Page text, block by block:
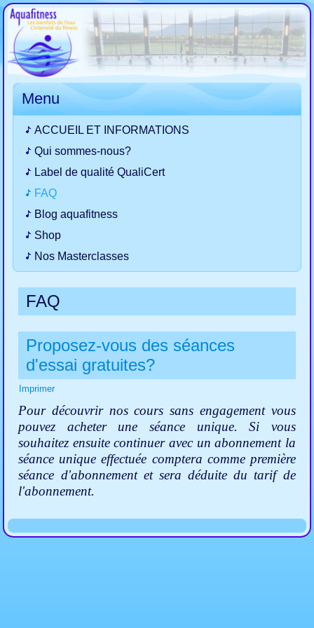
Menu
ACCUEIL ET INFORMATIONS
Qui sommes-nous?
Label de qualité QualiCert
FAQ
Blog aquafitness
Shop
Nos Masterclasses
FAQ
Proposez-vous des séances
d'essai gratuites?
Imprimer
Pour découvrir nos cours sans engagement vous
pouvez acheter une séance unique.Si vous
souhaitez ensuite continuer avec un abonnement la
séance unique effectuée comptera comme première
séance d'abonnement et sera déduite du tarif de
l'abonnement.